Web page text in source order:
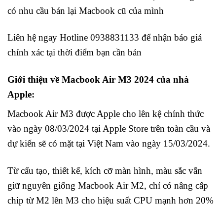
có nhu cầu bán lại Macbook cũ của mình
Liên hệ ngay Hotline 0938831133 để nhận báo giá
chính xác tại thời điểm bạn cần bán
Giới thiệu về Macbook Air M3 2024 của nhà
Apple:
Macbook Air M3 được Apple cho lên kệ chính thức
vào ngày 08/03/2024 tại Apple Store trên toàn cầu và
dự kiến sẽ có mặt tại Việt Nam vào ngày 15/03/2024.
Từ cấu tạo, thiết kế, kích cỡ màn hình, màu sắc vẫn
giữ nguyên giống Macbook Air M2, chỉ có nâng cấp
chip từ M2 lên M3 cho hiệu suất CPU mạnh hơn 20%